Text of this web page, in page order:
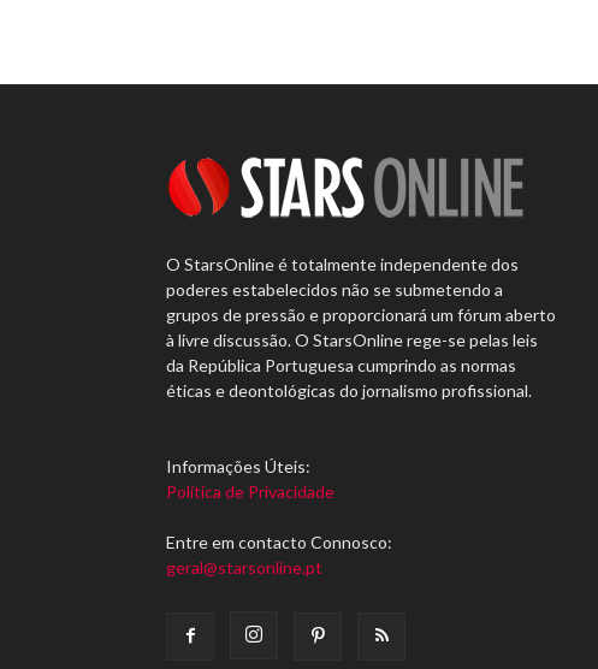
O StarsOnline é totalmente independente dos
poderes estabelecidos não se submetendo a
grupos de pressão e proporcionará um fórum aberto
à livre discussão. O StarsOnline rege-se pelas leis
da República Portuguesa cumprindo as normas
éticas e deontológicas do jornalismo profissional.
Informações Úteis:
Política de Privacidade
Entre em contacto Connosco:
geral@starsonline.pt